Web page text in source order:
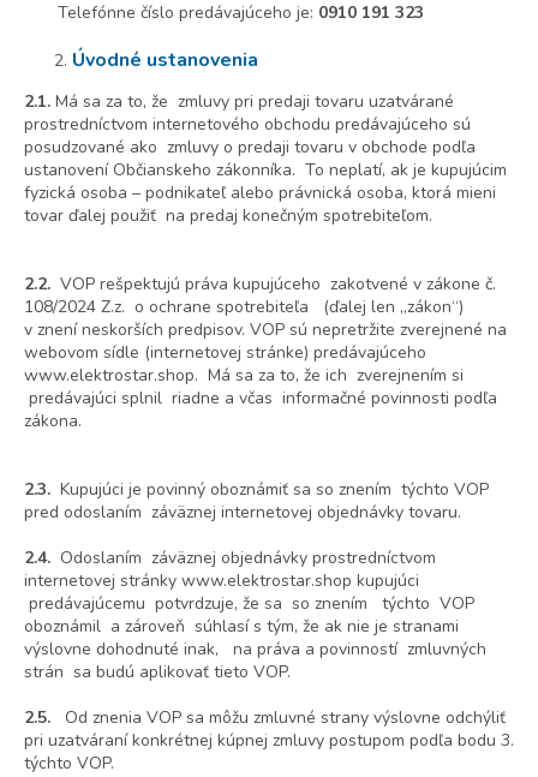
Telefónne číslo predávajúceho je: 0910 191 323
Úvodné ustanovenia
2.1. Má sa za to, že zmluvy pri predaji tovaru uzatvárané
prostredníctvom internetového obchodu predávajúceho sú
posudzované ako zmluvy o predaji tovaru v obchode podľa
ustanovení Občianskeho zákonníka. To neplatí, ak je kupujúcim
fyzická osoba – podnikateľ alebo právnická osoba, ktorá mieni
tovar ďalej použiť na predaj konečným spotrebiteľom.
2.2. VOP rešpektujú práva kupujúceho zakotvené v zákone č.
108/2024 Z.z. o ochrane spotrebiteľa (ďalej len „zákon“)
v znení neskorších predpisov. VOP sú nepretržite zverejnené na
webovom sídle (internetovej stránke) predávajúceho
www.elektrostar.shop. Má sa za to, že ich zverejnením si
predávajúci splnil riadne a včas informačné povinnosti podľa
zákona.
2.3. Kupujúci je povinný oboznámiť sa so znením týchto VOP
pred odoslaním záväznej internetovej objednávky tovaru.
2.4. Odoslaním záväznej objednávky prostredníctvom
internetovej stránky www.elektrostar.shop kupujúci
predávajúcemu potvrdzuje, že sa so znením týchto VOP
oboznámil a zároveň súhlasí s tým, že ak nie je stranami
výslovne dohodnuté inak, na práva a povinností zmluvných
strán sa budú aplikovať tieto VOP.
2.5. Od znenia VOP sa môžu zmluvné strany výslovne odchýliť
pri uzatváraní konkrétnej kúpnej zmluvy postupom podľa bodu 3.
týchto VOP.